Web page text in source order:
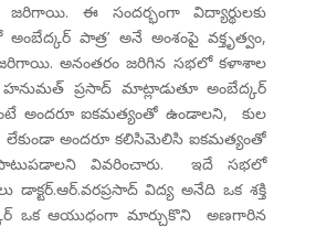
ఈ సందర్భంగా విద్యార్థులకు
పాత్ర’ అనే అంశంపై వక్తృత్వం,
అనంతరం జరిగిన సభలో కళాశాల
హనుమత్ ప్రసాద్ మాట్లాడుతూ అంబేద్కర్
అందరూ ఐకమత్యంతో ఉండాలని, కుల
లేకుండా అందరూ కలిసిమెలిసి ఐకమత్యంతో
వివరించారు. ఇదే సభలో
డాక్టర్.ఆర్.వరప్రసాద్ విద్య అనేది ఒక శక్తి
ఒక ఆయుధంగా మార్చుకొని అణగారిన